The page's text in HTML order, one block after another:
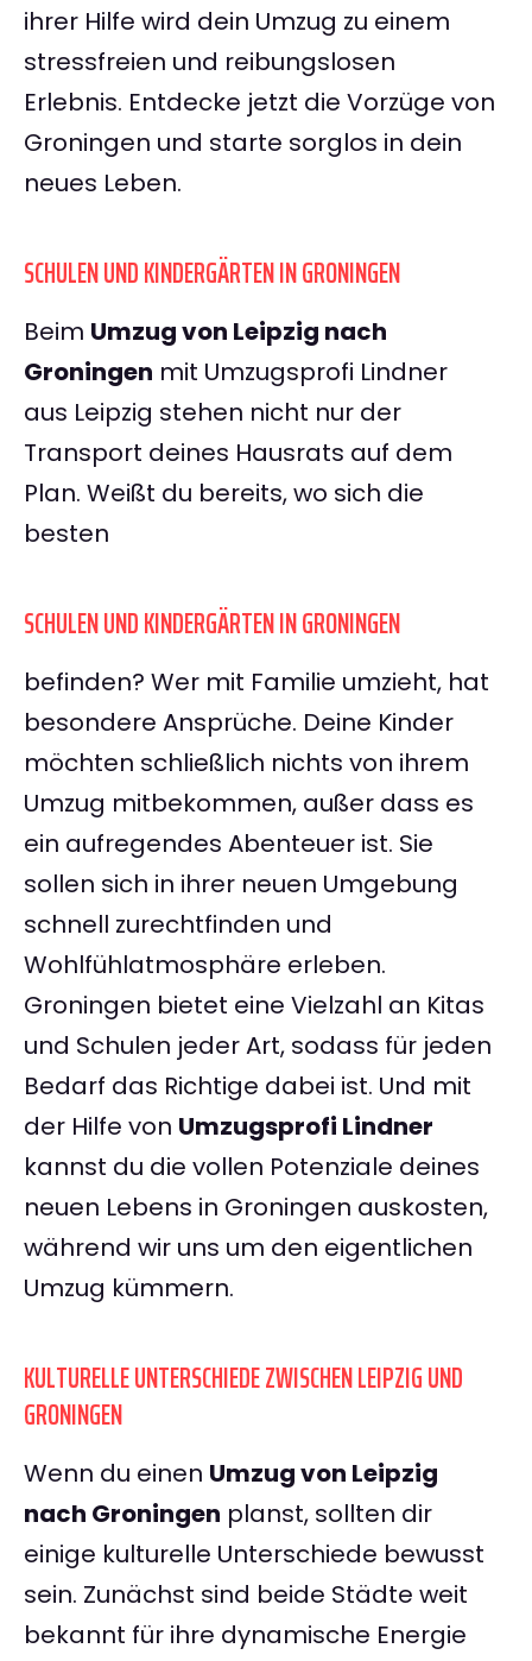
ihrer Hilfe wird dein Umzug zu einem
stressfreien und reibungslosen
Erlebnis. Entdecke jetzt die Vorzüge von
Groningen und starte sorglos in dein
neues Leben.
SCHULEN UND KINDERGÄRTEN IN GRONINGEN
Beim Umzug von Leipzig nach
Groningen mit Umzugsprofi Lindner
aus Leipzig stehen nicht nur der
Transport deines Hausrats auf dem
Plan. Weißt du bereits, wo sich die
besten
SCHULEN UND KINDERGÄRTEN IN GRONINGEN
befinden? Wer mit Familie umzieht, hat
besondere Ansprüche. Deine Kinder
möchten schließlich nichts von ihrem
Umzug mitbekommen, außer dass es
ein aufregendes Abenteuer ist. Sie
sollen sich in ihrer neuen Umgebung
schnell zurechtfinden und
Wohlfühlatmosphäre erleben.
Groningen bietet eine Vielzahl an Kitas
und Schulen jeder Art, sodass für jeden
Bedarf das Richtige dabei ist. Und mit
der Hilfe von Umzugsprofi Lindner
kannst du die vollen Potenziale deines
neuen Lebens in Groningen auskosten,
während wir uns um den eigentlichen
Umzug kümmern.
KULTURELLE UNTERSCHIEDE ZWISCHEN LEIPZIG UND
GRONINGEN
Wenn du einen Umzug von Leipzig
nach Groningen planst, sollten dir
einige kulturelle Unterschiede bewusst
sein. Zunächst sind beide Städte weit
bekannt für ihre dynamische Energie